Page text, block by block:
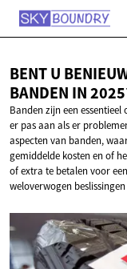
BENT U
BANDEN IN
Banden zijn een
er pas aan als er
aspecten van banden,
gemiddelde kosten en of
of extra te betalen voor
weloverwogen